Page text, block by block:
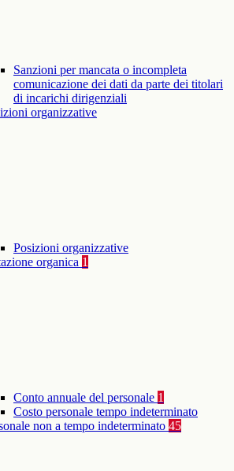
Sanzioni per mancata o incompleta
comunicazione dei dati da parte dei titolari
di incarichi dirigenziali
organizzative
Posizioni organizzative
organica 1
Conto annuale del personale 1
Costo personale tempo indeterminato
non a tempo indeterminato 45